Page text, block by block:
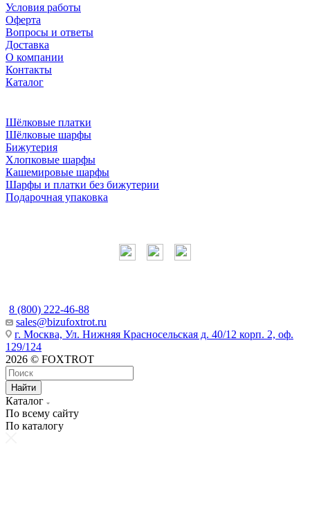
Условия работы
Оферта
Вопросы и ответы
Доставка
О компании
Контакты
Каталог
Шёлковые платки
Шёлковые шарфы
Бижутерия
Хлопковые шарфы
Кашемировые шарфы
Шарфы и платки без бижутерии
Подарочная упаковка
8 (800) 222-46-88
sales@bizufoxtrot.ru
г. Москва, Ул. Нижняя Красносельская д. 40/12 корп. 2, оф.
129/124
2026 © FOXTROT
Найти
Каталог
По всему сайту
По каталогу